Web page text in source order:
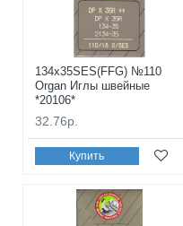
134x35SES(FFG) №110
Organ Иглы швейные
*20106*
32.76р.
Купить